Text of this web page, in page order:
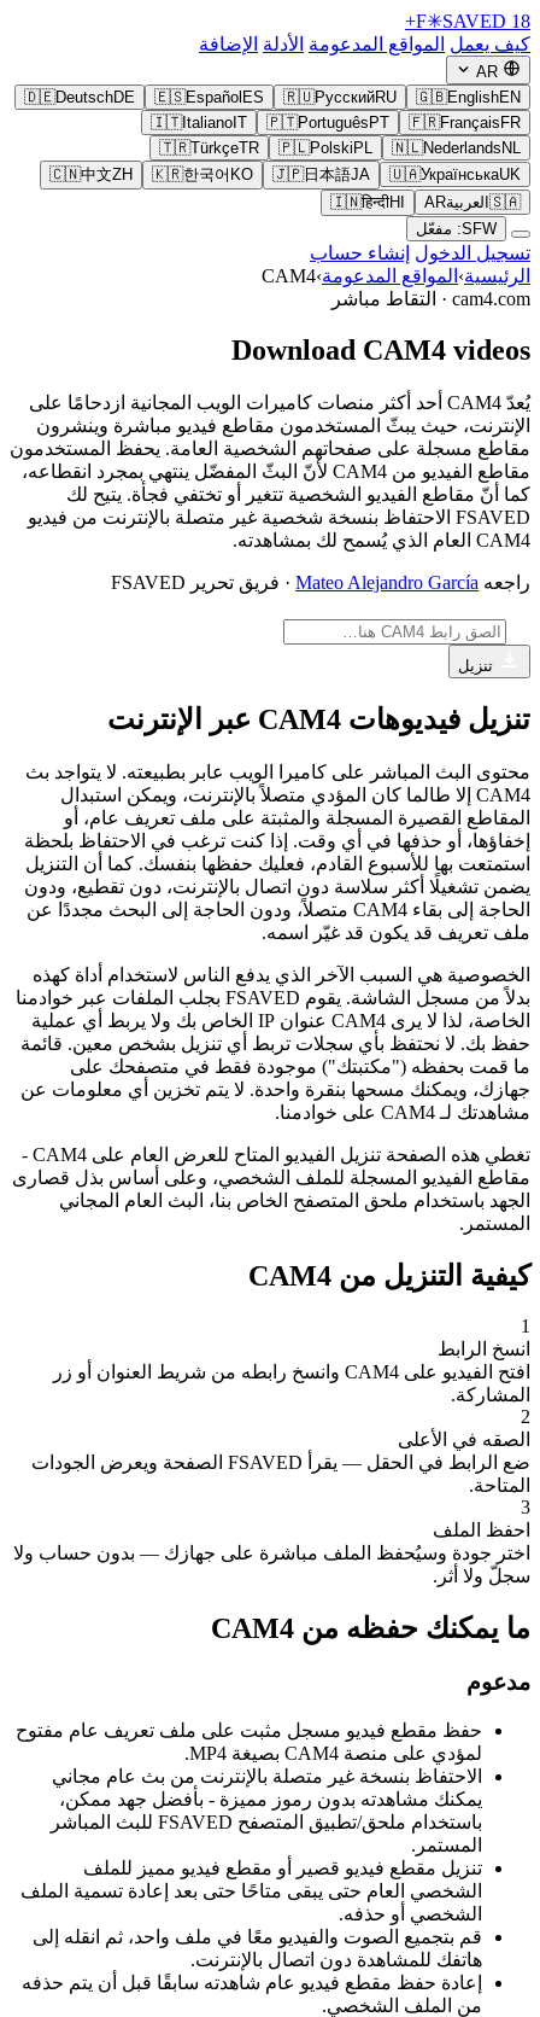
F✳SAVED 18+
كيف يعمل المواقع المدعومة الأدلة الإضافة
AR
🇬🇧EnglishEN
🇷🇺РусскийRU
🇪🇸Español ES
🇩🇪DeutschDE
🇫🇷Français FR
🇵🇹Português PT
🇮🇹Italiano IT
🇳🇱Nederlands NL
🇵🇱Polski PL
🇹🇷TürkçeTR
🇺🇦УкраїнськаUK
🇯🇵日本語JA
🇰🇷한국어 KO
🇨🇳中文ZH
🇸🇦 العربيةAR
🇮🇳हिन्दीHI
SFW: مفعّل
تسجيل الدخول إنشاء حساب
الرئيسية› المواقع المدعومة›
CAM4
cam4.com ·
التقاط مباشر
Download CAM4 videos
يُعدّ CAM4 أحد أكثر منصات كاميرات الويب المجانية ازدحامًا على
الإنترنت، حيث يبثّ المستخدمون مقاطع فيديو مباشرة وينشرون
مقاطع مسجلة على صفحاتهم الشخصية العامة. يحفظ المستخدمون
مقاطع الفيديو من CAM4 لأنّ البثّ المفضّل ينتهي بمجرد انقطاعه،
كما أنّ مقاطع الفيديو الشخصية تتغير أو تختفي فجأة. يتيح لك
FSAVED الاحتفاظ بنسخة شخصية غير متصلة بالإنترنت من فيديو
CAM4 العام الذي يُسمح لك بمشاهدته.
راجعه Mateo Alejandro García · فريق تحرير FSAVED
تنزيل
تنزيل فيديوهات CAM4 عبر الإنترنت
محتوى البث المباشر على كاميرا الويب عابر بطبيعته. لا يتواجد بث
CAM4 إلا طالما كان المؤدي متصلاً بالإنترنت، ويمكن استبدال
المقاطع القصيرة المسجلة والمثبتة على ملف تعريف عام، أو
إخفاؤها، أو حذفها في أي وقت. إذا كنت ترغب في الاحتفاظ بلحظة
استمتعت بها للأسبوع القادم، فعليك حفظها بنفسك. كما أن التنزيل
يضمن تشغيلًا أكثر سلاسة دون اتصال بالإنترنت، دون تقطيع، ودون
الحاجة إلى بقاء CAM4 متصلاً، ودون الحاجة إلى البحث مجددًا عن
ملف تعريف قد يكون قد غيّر اسمه.
الخصوصية هي السبب الآخر الذي يدفع الناس لاستخدام أداة كهذه
بدلاً من مسجل الشاشة. يقوم FSAVED بجلب الملفات عبر خوادمنا
الخاصة، لذا لا يرى CAM4 عنوان IP الخاص بك ولا يربط أي عملية
حفظ بك. لا نحتفظ بأي سجلات تربط أي تنزيل بشخص معين. قائمة
ما قمت بحفظه ("مكتبتك") موجودة فقط في متصفحك على
جهازك، ويمكنك مسحها بنقرة واحدة. لا يتم تخزين أي معلومات عن
مشاهدتك لـ CAM4 على خوادمنا.
تغطي هذه الصفحة تنزيل الفيديو المتاح للعرض العام على CAM4 -
مقاطع الفيديو المسجلة للملف الشخصي، وعلى أساس بذل قصارى
الجهد باستخدام ملحق المتصفح الخاص بنا، البث العام المجاني
المستمر.
كيفية التنزيل من CAM4
1
انسخ الرابط
افتح الفيديو على CAM4 وانسخ رابطه من شريط العنوان أو زر
المشاركة.
2
الصقه في الأعلى
ضع الرابط في الحقل — يقرأ FSAVED الصفحة ويعرض الجودات
المتاحة.
3
احفظ الملف
اختر جودة وسيُحفظ الملف مباشرة على جهازك — بدون حساب ولا
سجلّ ولا أثر.
ما يمكنك حفظه من CAM4
مدعوم
حفظ مقطع فيديو مسجل مثبت على ملف تعريف عام مفتوح
لمؤدي على منصة CAM4 بصيغة MP4.
الاحتفاظ بنسخة غير متصلة بالإنترنت من بث عام مجاني
يمكنك مشاهدته بدون رموز مميزة - بأفضل جهد ممكن،
باستخدام ملحق/تطبيق المتصفح FSAVED للبث المباشر
المستمر.
تنزيل مقطع فيديو قصير أو مقطع فيديو مميز للملف
الشخصي العام حتى يبقى متاحًا حتى بعد إعادة تسمية الملف
الشخصي أو حذفه.
قم بتجميع الصوت والفيديو معًا في ملف واحد، ثم انقله إلى
هاتفك للمشاهدة دون اتصال بالإنترنت.
إعادة حفظ مقطع فيديو عام شاهدته سابقًا قبل أن يتم حذفه
من الملف الشخصي.